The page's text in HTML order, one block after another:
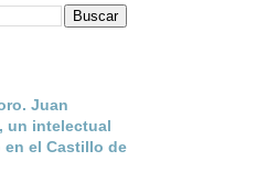
Juan
un intelectual
el Castillo de